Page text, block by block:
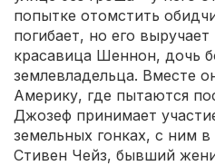
попытке отомстить
погибает, но его
красавица Шеннон, дочь
землевладельца. Вместе
Америку, где пытаются
Джозеф принимает
земельных гонках, с ним в
Стивен Чейз, бывший